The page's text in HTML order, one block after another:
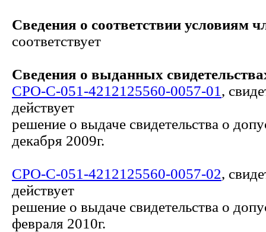
Сведения о соответствии условиям
соответствует
Сведения о выданных
СРО-С-051-4212125560-0057-01 ,
действует
решение о выдаче свидетельства о
декабря 2009г.
СРО-С-051-4212125560-0057-02,
действует
решение о выдаче свидетельства о
февраля 2010г.